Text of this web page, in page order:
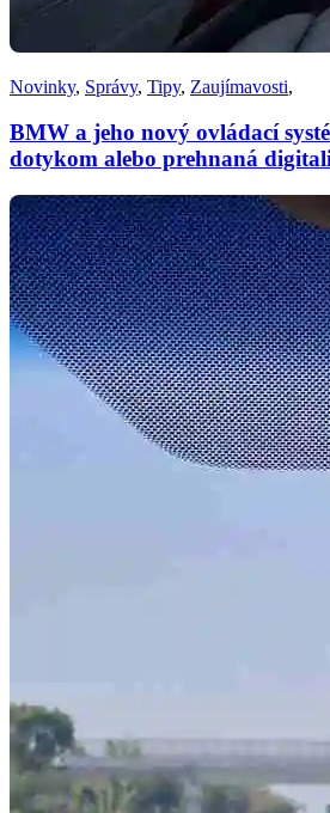
Novinky, Správy, Tipy, Zaujímavosti,
BMW a jeho nový ovládací
dotykom alebo prehnaná